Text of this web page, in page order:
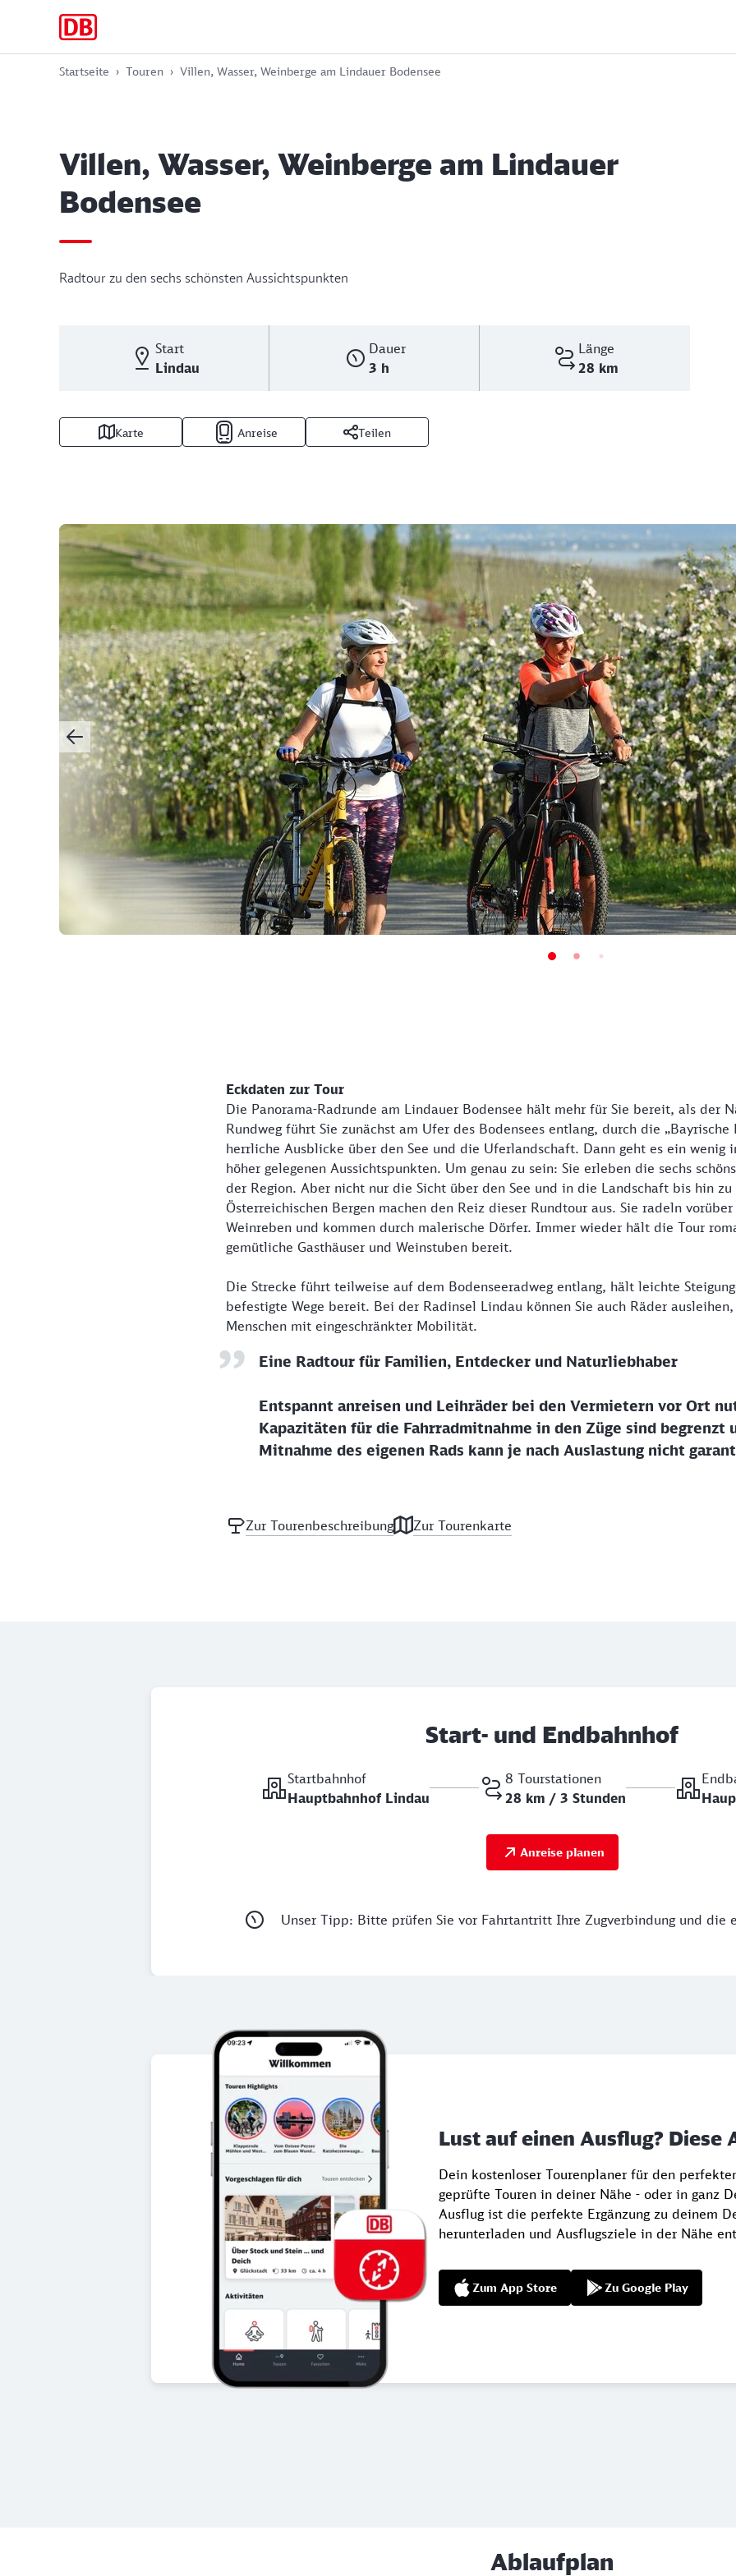
Startseite Touren Villen, Wasser, Weinberge am Lindauer Bodensee
Villen, Wasser, Weinberge am Lindauer
Bodensee
Radtour zu den sechs schönsten Aussichtspunkten
Start
Lindau
Dauer
3 h
Länge
28 km
Karte Anreise Teilen
Eckdaten zur Tour
Die Panorama-Radrunde am Lindauer Bodensee hält mehr für Sie bereit, als der
Rundweg führt Sie zunächst am Ufer des Bodensees entlang, durch die
herrliche Ausblicke über den See und die Uferlandschaft. Dann geht es ein wenig
höher gelegenen Aussichtspunkten. Um genau zu sein: Sie erleben die sechs
der Region. Aber nicht nur die Sicht über den See und in die Landschaft bis hin zu
Österreichischen Bergen machen den Reiz dieser Rundtour aus. Sie radeln
Weinreben und kommen durch malerische Dörfer. Immer wieder hält die Tour
gemütliche Gasthäuser und Weinstuben bereit.
Die Strecke führt teilweise auf dem Bodenseeradweg entlang, hält leichte
befestigte Wege bereit. Bei der Radinsel Lindau können Sie auch Räder
Menschen mit eingeschränkter Mobilität.
Eine Radtour für Familien, Entdecker und Naturliebhaber
Entspannt anreisen und Leihräder bei den Vermietern vor Ort
Kapazitäten für die Fahrradmitnahme in den Züge sind begrenzt
Mitnahme des eigenen Rads kann je nach Auslastung nicht
Zur Tourenbeschreibung Zur Tourenkarte
Start- und Endbahnhof
Startbahnhof
Hauptbahnhof Lindau
8 Tourstationen
28 km / 3 Stunden
Anreise planen
Unser Tipp: Bitte prüfen Sie vor Fahrtantritt Ihre Zugverbindung und die
Lust auf einen Ausflug? Diese
Dein kostenloser Tourenplaner für den
geprüfte Touren in deiner Nähe - oder in ganz
Ausflug ist die perfekte Ergänzung zu deinem
herunterladen und Ausflugsziele in der Nähe
Zum App Store Zu Google Play
Ablaufplan